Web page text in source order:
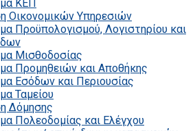
ΚΕΠ
Οικονομικών Υπηρεσιών
Προϋπολογισμού, Λογιστηρίου και
Μισθοδοσίας
Προμηθειών και Αποθήκης
Εσόδων και Περιουσίας
Ταμείου
Δόμησης
Πολεοδομίας και Ελέγχου